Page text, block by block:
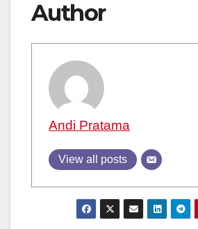
Author
Andi Pratama
View all posts